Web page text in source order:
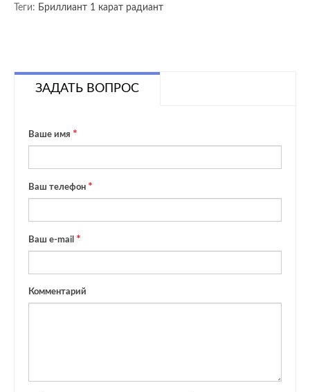
Теги: Бриллиант 1 карат радиант
ЗАДАТЬ ВОПРОС
Ваше имя
Ваш телефон
Ваш e-mail
Комментарий